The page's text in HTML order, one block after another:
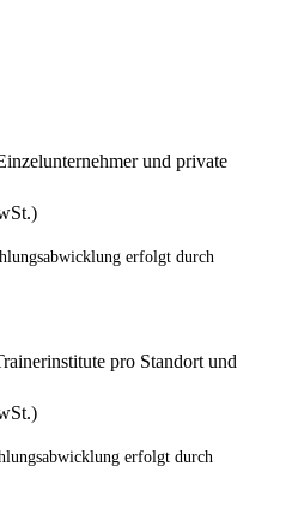
und private
erfolgt durch
pro Standort und
erfolgt durch